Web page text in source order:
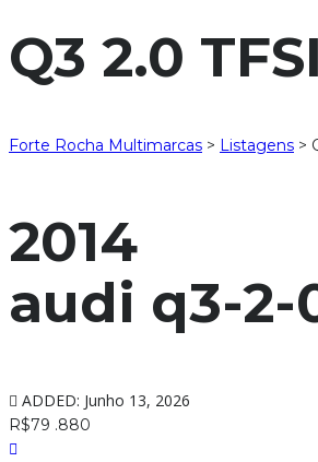
Q3 2.0
Forte Rocha Multimarcas > Listagens >
2014
audi q3-2-
ADDED: Junho 13, 2026
R$79 .880